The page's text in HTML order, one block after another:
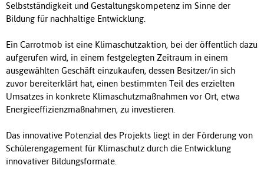
Selbstständigkeit und Gestaltungskompetenz im Sinne der
Bildung für nachhaltige Entwicklung.
Ein Carrotmob ist eine Klimaschutzaktion, bei der öffentlich dazu
aufgerufen wird, in einem festgelegten Zeitraum in einem
ausgewählten Geschäft einzukaufen, dessen Besitzer/in sich
zuvor bereiterklärt hat, einen bestimmten Teil des erzielten
Umsatzes in konkrete Klimaschutzmaßnahmen vor Ort, etwa
Energieeffizienzmaßnahmen, zu investieren.
Das innovative Potenzial des Projekts liegt in der Förderung von
Schülerengagement für Klimaschutz durch die Entwicklung
innovativer Bildungsformate.